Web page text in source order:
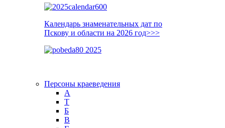
Календарь знаменательных дат по
Пскову и области на 2026 год>>>
Персоны краеведения
А
T
Б
В